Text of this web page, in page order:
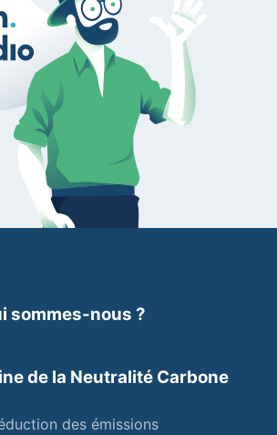
sommes-nous ?
de la Neutralité Carbone
des émissions